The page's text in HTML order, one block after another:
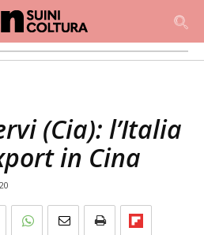
(Cia): l’Italia
in Cina